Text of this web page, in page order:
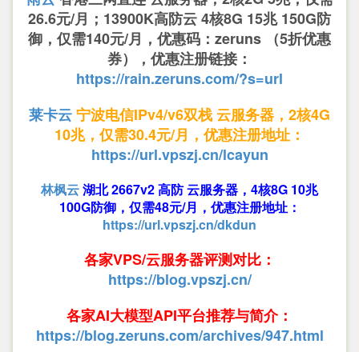
26.6元/月；13900K高防云 4核8G 15兆 150G防
御，仅需140元/月，优惠码：zeruns （5折优惠
券），优惠注册链接：
https://rain.zeruns.com/?s=url
莱卡云宁波电信IPv4/v6双栈 云服务器，2核4G
10兆，仅需30.4元/月，优惠注册地址：
https://url.vpszj.cn/lcayun
林枫云湖北 2667v2 高防 云服务器，4核8G 10兆
100G防御，仅需48元/月，优惠注册地址：
https://url.vpszj.cn/dkdun
各家VPS/云服务器评测对比：
https://blog.vpszj.cn/
各家AI大模型API平台推荐与简介：
https://blog.zeruns.com/archives/947.html